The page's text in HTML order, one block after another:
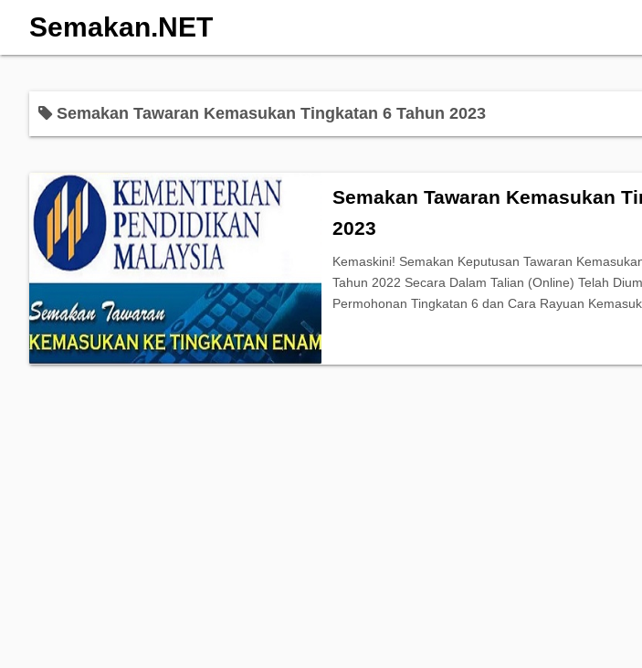
Semakan.NET
Semakan Tawaran Kemasukan Tingkatan 6 Tahun 2023
Semakan Tawaran Kemasukan
2023
Kemaskini! Semakan Keputusan Tawaran
Tahun 2022 Secara Dalam Talian (Online) Telah
Permohonan Tingkatan 6 dan Cara Rayuan